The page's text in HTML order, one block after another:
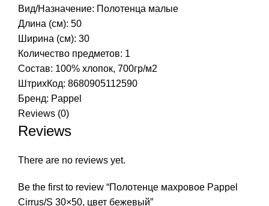
Вид/Назначение: Полотенца малые
Длина (см): 50
Ширина (см): 30
Количество предметов: 1
Состав: 100% хлопок, 700гр/м2
ШтрихКод: 8680905112590
Бренд: Pappel
Reviews (0)
Reviews
There are no reviews yet.
Be the first to review “Полотенце махровое Pappel
Cirrus/S 30×50, цвет бежевый”